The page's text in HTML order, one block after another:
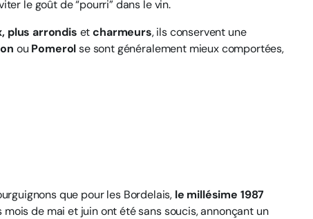
le goût de “pourri” dans le vin.
plus arrondis etcharmeurs, ils conservent une
ou Pomerolse sont généralement mieux comportées,
que pour les Bordelais, le millésime 1987
de mai et juin ont été sans soucis, annonçant un